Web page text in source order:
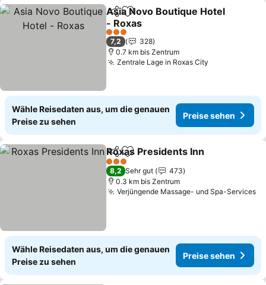
TeilenZu Favoriten hinzufügen
Asia Novo Boutique Hotel
- Roxas
3 Sterne
7,2
328
0.7 km bis Zentrum
Zentrale Lage in Roxas City
Wähle Reisedaten aus, um die genauen
Preise zu sehen
Preise sehen
TeilenZu Favoriten hinzufügen
Roxas Presidents Inn
3 Sterne
8,2 Sehr gut
473
0.3 km bis Zentrum
Verjüngende Massage- und Spa-Services
Wähle Reisedaten aus, um die genauen
Preise zu sehen
Preise sehen